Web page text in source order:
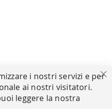
i nostri servizi e per
ai nostri visitatori.
leggere la nostra